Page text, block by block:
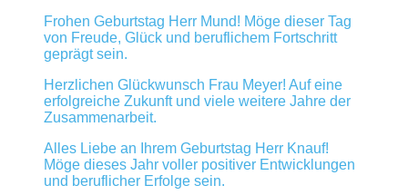
Frohen Geburtstag Herr Mund! Möge dieser Tag
von Freude, Glück und beruflichem Fortschritt
geprägt sein.
Herzlichen Glückwunsch Frau Meyer! Auf eine
erfolgreiche Zukunft und viele weitere Jahre der
Zusammenarbeit.
Alles Liebe an Ihrem Geburtstag Herr Knauf!
Möge dieses Jahr voller positiver Entwicklungen
und beruflicher Erfolge sein.